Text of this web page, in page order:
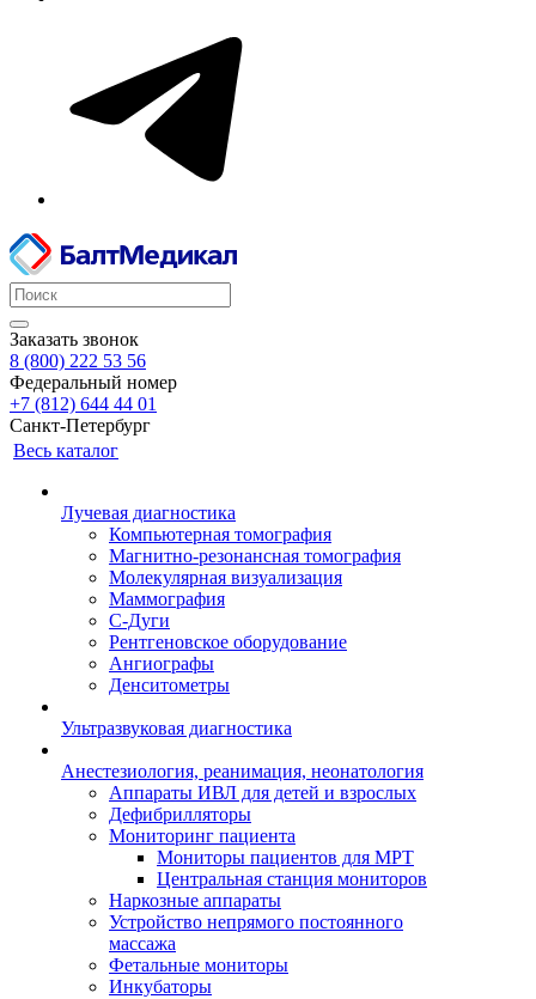
Заказать звонок
8 (800) 222 53 56
Федеральный номер
+7 (812) 644 44 01
Санкт-Петербург
Весь каталог
Лучевая диагностика
Компьютерная томография
Магнитно-резонансная томография
Молекулярная визуализация
Маммография
С-Дуги
Рентгеновское оборудование
Ангиографы
Денситометры
Ультразвуковая диагностика
Анестезиология, реанимация, неонатология
Аппараты ИВЛ для детей и взрослых
Дефибрилляторы
Мониторинг пациента
Мониторы пациентов для МРТ
Центральная станция мониторов
Наркозные аппараты
Устройство непрямого постоянного
массажа
Фетальные мониторы
Инкубаторы